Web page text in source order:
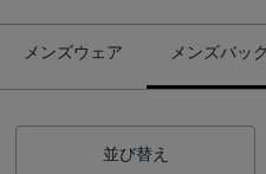
メンズウェア メンズバッ
並び替え